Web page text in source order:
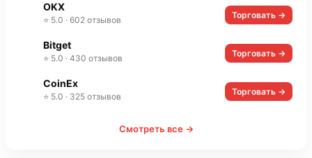
OKX
⭐ 5.0 · 602 отзывов Торговать →
Bitget
⭐ 5.0 · 430 отзывов Торговать →
CoinEx
⭐ 5.0 · 325 отзывов Торговать →
Смотреть все →